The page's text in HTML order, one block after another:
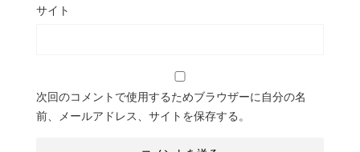
サイト
次回のコメントで使用するためブラウザーに自分の名
前、メールアドレス、サイトを保存する。